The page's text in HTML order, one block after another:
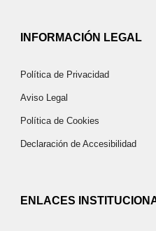
INFORMACIÓN LEGAL
Política de Privacidad
Aviso Legal
Política de Cookies
Declaración de Accesibilidad
ENLACES